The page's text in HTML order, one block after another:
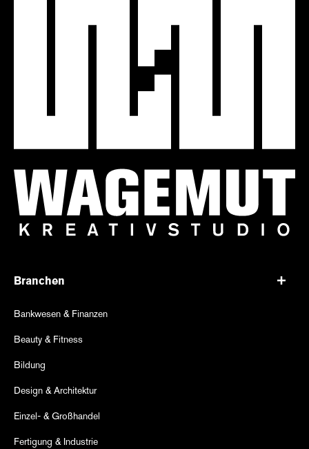
Branchen
Bankwesen & Finanzen
Beauty & Fitness
Bildung
Design & Architektur
Einzel- & Großhandel
Fertigung & Industrie